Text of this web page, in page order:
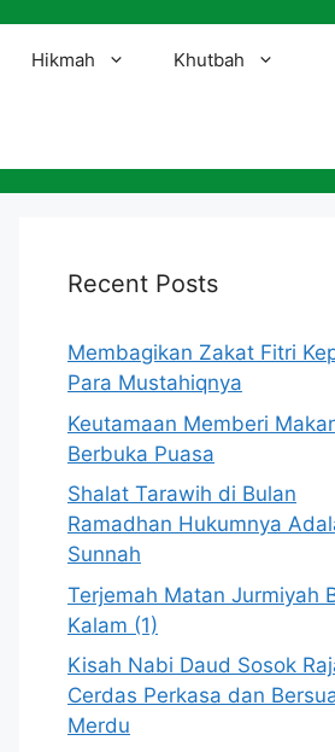
Hikmah Khutbah
Recent Posts
Membagikan Zakat Fitri
Para Mustahiqnya
Keutamaan Memberi
Berbuka Puasa
Shalat Tarawih di Bulan
Ramadhan Hukumnya
Sunnah
Terjemah Matan Jurmiyah
Kalam (1)
Kisah Nabi Daud Sosok
Cerdas Perkasa dan
Merdu